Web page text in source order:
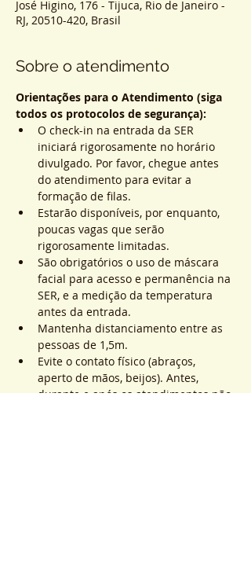
José Higino, 176 - Tijuca, Rio de Janeiro -
RJ, 20510-420, Brasil
Sobre o atendimento
Orientações para o Atendimento (siga
todos os protocolos de segurança):
O check-in na entrada da SER
iniciará rigorosamente no horário
divulgado. Por favor, chegue antes
do atendimento para evitar a
formação de filas.
Estarão disponíveis, por enquanto,
poucas vagas que serão
rigorosamente limitadas.
São obrigatórios o uso de máscara
facial para acesso e permanência na
SER, e a medição da temperatura
antes da entrada.
Mantenha distanciamento entre as
pessoas de 1,5m.
Evite o contato físico (abraços,
aperto de mãos, beijos). Antes,
durante e após os atendimentos não